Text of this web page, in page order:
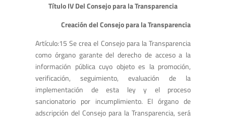
Título IV Del Consejo para la Transparencia
Creación del Consejo para la Transparencia
Artículo:15 Se crea el Consejo para la Transparencia
como órgano garante del derecho de acceso a la
información pública cuyo objeto es la promoción,
verificación, seguimiento, evaluación de la
implementación de esta ley y el proceso
sancionatorio por incumplimiento. El órgano de
adscripción del Consejo para la Transparencia, será